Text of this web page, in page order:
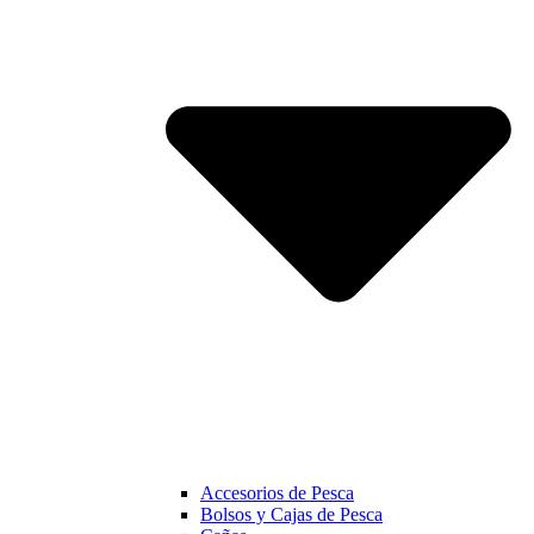
Accesorios de Pesca
Bolsos y Cajas de Pesca